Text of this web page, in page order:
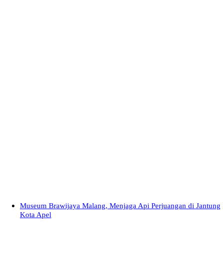
Museum Brawijaya Malang, Menjaga Api Perjuangan di Jantung
Kota Apel